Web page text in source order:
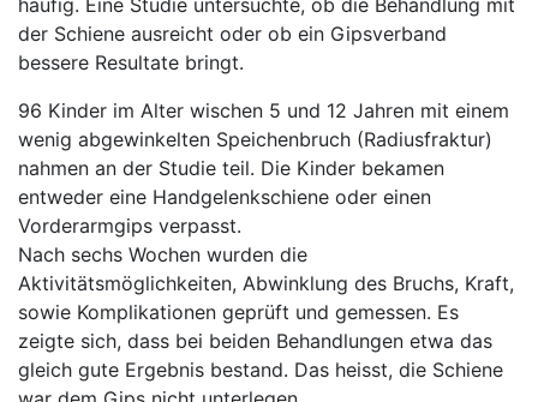
häufig. Eine Studie untersuchte, ob die Behandlung mit
der Schiene ausreicht oder ob ein Gipsverband
bessere Resultate bringt.
96 Kinder im Alter wischen 5 und 12 Jahren mit einem
wenig abgewinkelten Speichenbruch (Radiusfraktur)
nahmen an der Studie teil. Die Kinder bekamen
entweder eine Handgelenkschiene oder einen
Vorderarmgips verpasst.
Nach sechs Wochen wurden die
Aktivitätsmöglichkeiten, Abwinklung des Bruchs, Kraft,
sowie Komplikationen geprüft und gemessen. Es
zeigte sich, dass bei beiden Behandlungen etwa das
gleich gute Ergebnis bestand. Das heisst, die Schiene